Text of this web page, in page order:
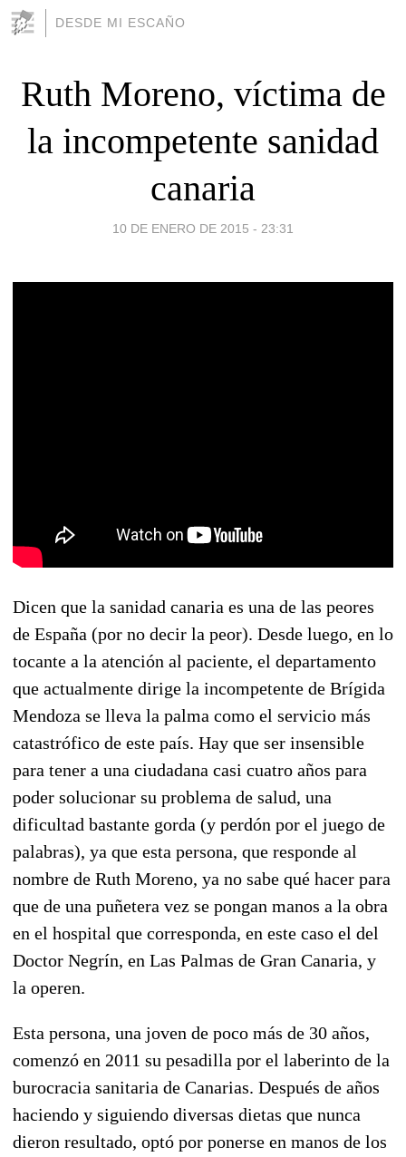
DESDE MI ESCAÑO
Ruth Moreno, víctima de
la incompetente sanidad
canaria
10 DE ENERO DE 2015 - 23:31
Dicen que la sanidad canaria es una de las peores
de España (por no decir la peor). Desde luego, en lo
tocante a la atención al paciente, el departamento
que actualmente dirige la incompetente de Brígida
Mendoza se lleva la palma como el servicio más
catastrófico de este país. Hay que ser insensible
para tener a una ciudadana casi cuatro años para
poder solucionar su problema de salud, una
dificultad bastante gorda (y perdón por el juego de
palabras), ya que esta persona, que responde al
nombre de Ruth Moreno, ya no sabe qué hacer para
que de una puñetera vez se pongan manos a la obra
en el hospital que corresponda, en este caso el del
Doctor Negrín, en Las Palmas de Gran Canaria, y
la operen.
Esta persona, una joven de poco más de 30 años,
comenzó en 2011 su pesadilla por el laberinto de la
burocracia sanitaria de Canarias. Después de años
haciendo y siguiendo diversas dietas que nunca
dieron resultado, optó por ponerse en manos de los